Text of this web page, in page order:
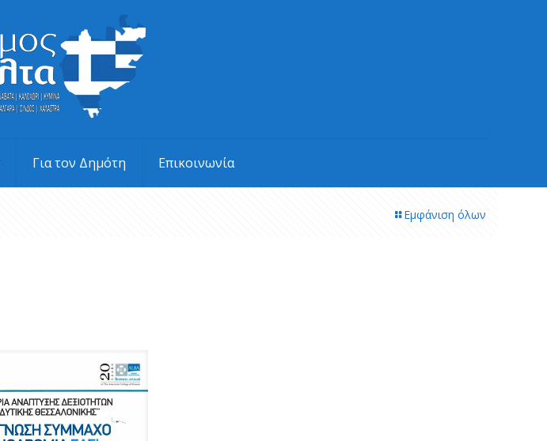
Για τον Δημότη Επικοινωνία
Εμφάνιση όλων